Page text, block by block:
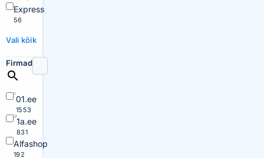
Express
56
Vali kõik
Firmad
01.ee
1553
1a.ee
831
Alfashop
192